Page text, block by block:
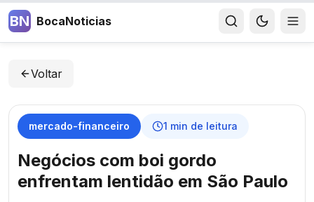
BN BocaNoticias
Voltar
mercado-financeiro 1 min de leitura
Negócios com boi gordo
enfrentam lentidão em São Paulo